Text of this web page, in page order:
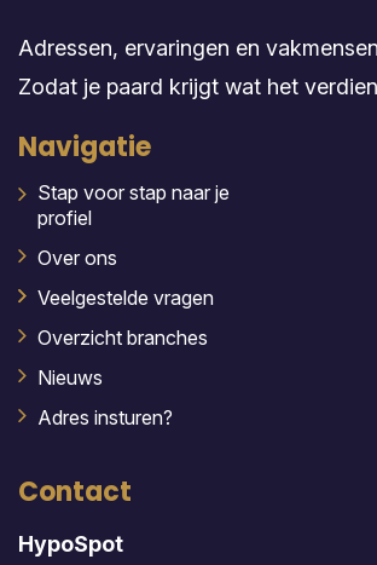
Adressen, ervaringen en
Zodat je paard krijgt wat het
Navigatie
Stap voor stap naar je
profiel
Over ons
Veelgestelde vragen
Overzicht branches
Nieuws
Adres insturen?
Contact
HypoSpot